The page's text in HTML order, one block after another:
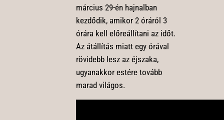
március 29-én hajnalban
kezdődik, amikor 2 óráról 3
órára kell előreállítani az időt.
Az átállítás miatt egy órával
rövidebb lesz az éjszaka,
ugyanakkor estére tovább
marad világos.